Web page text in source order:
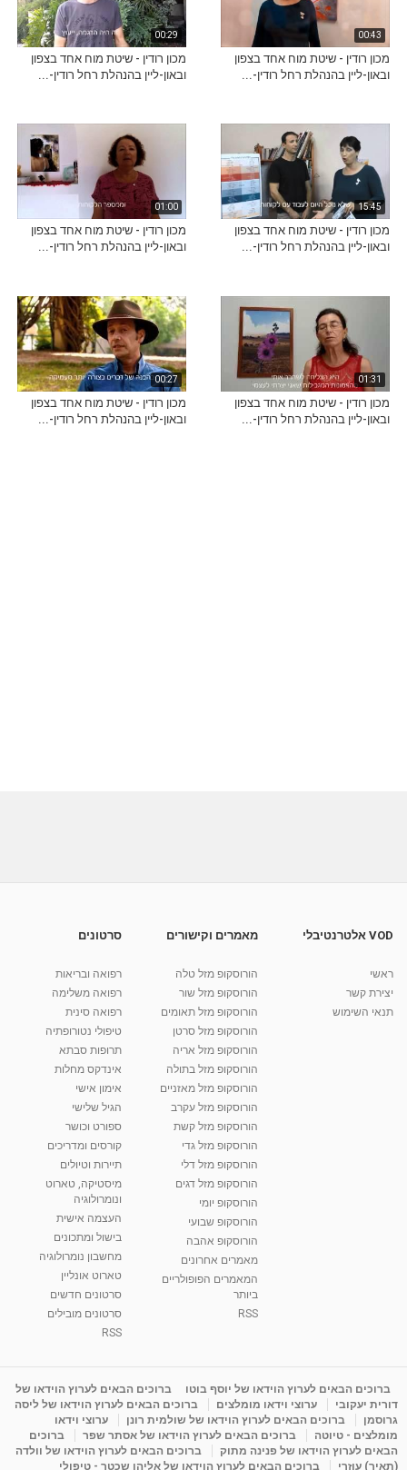
00:43
מכון רודין - שיטת מוח אחד בצפון
ובאון-ליין בהנהלת רחל רודין-...
00:29
מכון רודין - שיטת מוח אחד בצפון
ובאון-ליין בהנהלת רחל רודין-...
15:45
מכון רודין - שיטת מוח אחד בצפון
ובאון-ליין בהנהלת רחל רודין-...
01:00
מכון רודין - שיטת מוח אחד בצפון
ובאון-ליין בהנהלת רחל רודין-...
01:31
מכון רודין - שיטת מוח אחד בצפון
ובאון-ליין בהנהלת רחל רודין-...
00:27
מכון רודין - שיטת מוח אחד בצפון
ובאון-ליין בהנהלת רחל רודין-...
VOD אלטרנטיבלי
ראשי
יצירת קשר
תנאי השימוש
מאמרים וקישורים
הורוסקופ מזל טלה
הורוסקופ מזל שור
הורוסקופ מזל תאומים
הורוסקופ מזל סרטן
הורוסקופ מזל אריה
הורוסקופ מזל בתולה
הורוסקופ מזל מאזניים
הורוסקופ מזל עקרב
הורוסקופ מזל קשת
הורוסקופ מזל גדי
הורוסקופ מזל דלי
הורוסקופ מזל דגים
הורוסקופ יומי
הורוסקופ שבועי
הורוסקופ אהבה
מאמרים אחרונים
המאמרים הפופולריים
ביותר
RSS
סרטונים
רפואה ובריאות
רפואה משלימה
רפואה סינית
טיפולי נטורופתיה
תרופות סבתא
אינדקס מחלות
אימון אישי
הגיל שלישי
ספורט וכושר
קורסים ומדריכים
תיירות וטיולים
מיסטיקה, טארוט
ונומרולוגיה
העצמה אישית
בישול ומתכונים
מחשבון נומרולוגיה
טארוט אונליין
סרטונים חדשים
סרטונים מובילים
RSS
ברוכים הבאים לערוץ הוידאו של יוסף בוטו
ברוכים הבאים לערוץ הוידאו של
דורית יעקובי
ערוצי וידאו מומלצים
ברוכים הבאים לערוץ הוידאו של ליסה
גרוסמן
ברוכים הבאים לערוץ הוידאו של שולמית רונן
ערוצי וידאו
מומלצים - טיוטה
ברוכים הבאים לערוץ הוידאו של אסתר שפר
ברוכים
הבאים לערוץ הוידאו של פנינה מתוק
ברוכים הבאים לערוץ הוידאו של וולדה
(תאיר) עוזרי
ברוכים הבאים לערוץ הוידאו של אליהו שכטר - טיפולי